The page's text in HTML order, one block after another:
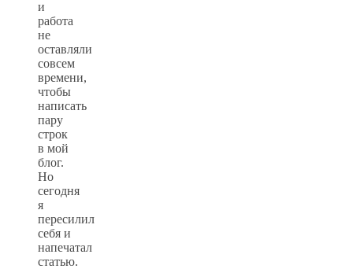
и
работа
не
оставляли
совсем
времени,
чтобы
написать
пару
строк
в мой
блог.
Но
сегодня
я
пересилил
себя и
напечатал
статью.